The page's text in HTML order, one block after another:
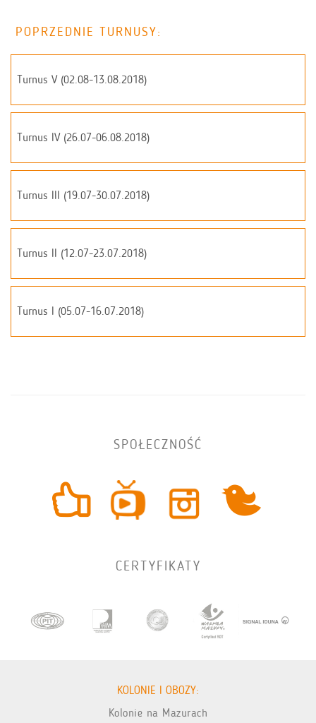
POPRZEDNIE TURNUSY:
Turnus V (02.08-13.08.2018)
Turnus IV (26.07-06.08.2018)
Turnus III (19.07-30.07.2018)
Turnus II (12.07-23.07.2018)
Turnus I (05.07-16.07.2018)
SPOŁECZNOŚĆ
CERTYFIKATY
KOLONIE I OBOZY:
Kolonie na Mazurach